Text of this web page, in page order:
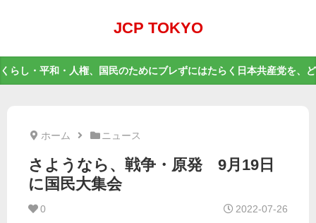
JCP TOKYO
くらし・平和・人権、国民のためにブレずにはたらく日本共産党を、
ホーム ニュース
さようなら、戦争・原発 9月19日
に国民大集会
0 2022-07-26